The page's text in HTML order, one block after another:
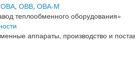
ОВА, ОВВ, ОВА-М
теплообменного оборудования»
аппараты, производство и